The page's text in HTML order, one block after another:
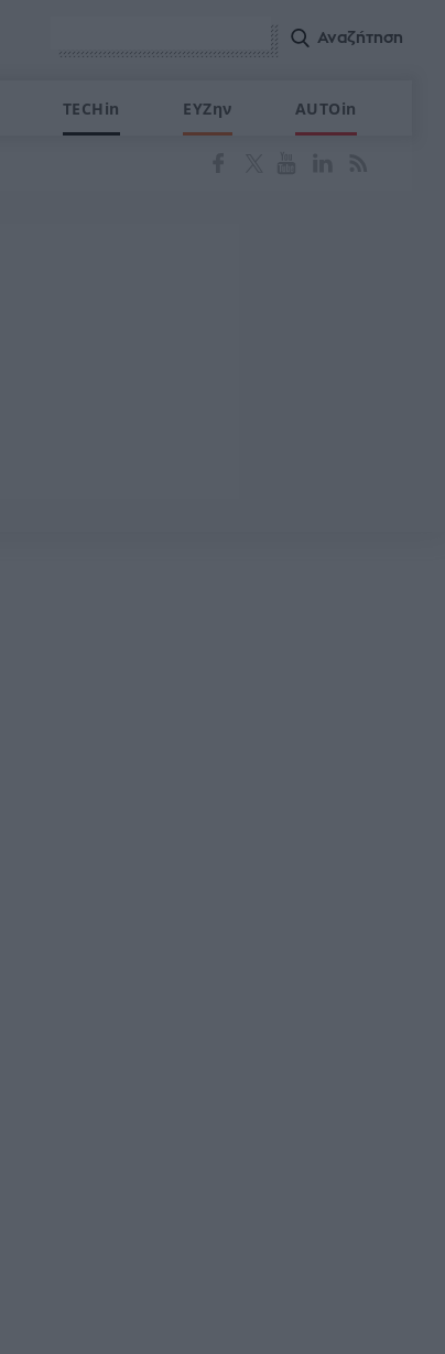
TECHin ΕΥΖην AUTOin